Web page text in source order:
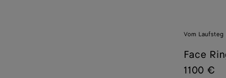
Vom Laufsteg
Face
1100 €